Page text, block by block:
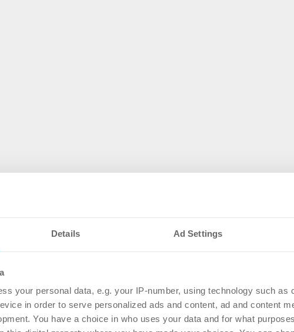
Details Ad Settings
your personal data, e.g. your IP-number, using technology such as
in order to serve personalized ads and content, ad and content
You have a choice in who uses your data and for what